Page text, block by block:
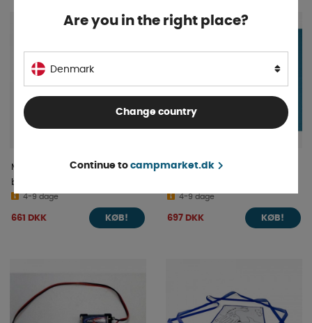
Milenco værdiskab til mobilt
brug
4-9 dage
661 DKK KØB!
Bevægelsesdetektor Hvid
4-9 dage
697 DKK KØB!
Are you in the right place?
Denmark
Change country
Continue to campmarket.dk